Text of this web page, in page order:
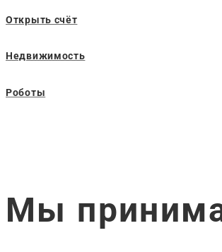
Открыть счёт
Недвижимость
Роботы
Мы